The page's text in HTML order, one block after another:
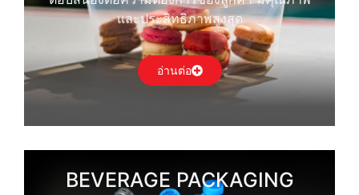
และประสิทธิภาพสูงสุด
อ่านต่อ
BEVERAGE PACKAGING